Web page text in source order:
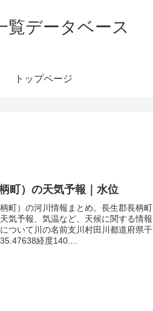
覧データベース
トップページ
町）の天気予報｜水位
町）の河川情報まとめ。長生郡長柄町
気予報、気温など、天候に関する情報
ついて川の名前支川村田川都道府県千
経度140....